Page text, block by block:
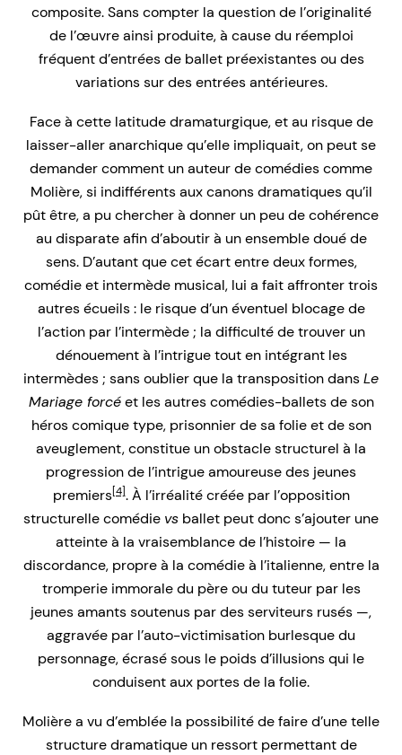
composite. Sans compter la question de l’originalité
de l’œuvre ainsi produite, à cause du réemploi
fréquent d’entrées de ballet préexistantes ou des
variations sur des entrées antérieures.
Face à cette latitude dramaturgique, et au risque de
laisser-aller anarchique qu’elle impliquait, on peut se
demander comment un auteur de comédies comme
Molière, si indifférents aux canons dramatiques qu’il
pût être, a pu chercher à donner un peu de cohérence
au disparate afin d’aboutir à un ensemble doué de
sens. D’autant que cet écart entre deux formes,
comédie et intermède musical, lui a fait affronter trois
autres écueils : le risque d’un éventuel blocage de
l’action par l’intermède ; la difficulté de trouver un
dénouement à l’intrigue tout en intégrant les
intermèdes ; sans oublier que la transposition dansLe
Mariage forcéet les autres comédies-ballets de son
héros comique type, prisonnier de sa folie et de son
aveuglement, constitue un obstacle structurel à la
progression de l’intrigue amoureuse des jeunes
premiers[4]. À l’irréalité créée par l’opposition
structurelle comédie vs ballet peut donc s’ajouter une
atteinte à la vraisemblance de l’histoire — la
discordance, propre à la comédie à l’italienne, entre la
tromperie immorale du père ou du tuteur par les
jeunes amants soutenus par des serviteurs rusés —,
aggravée par l’auto-victimisation burlesque du
personnage, écrasé sous le poids d’illusions qui le
conduisent aux portes de la folie.
Molière a vu d’emblée la possibilité de faire d’une telle
structure dramatique un ressort permettant de